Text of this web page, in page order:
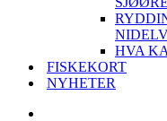
HVA
FISKEKORT
NYHETER